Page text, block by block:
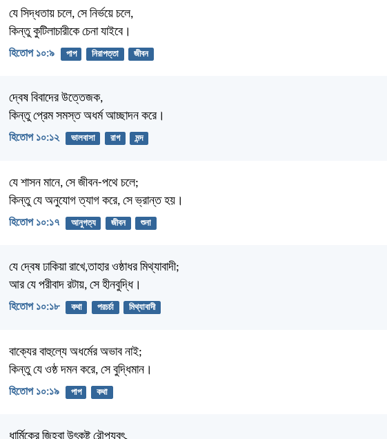
যে সিদ্ধতায় চলে, সে নির্ভয়ে চলে,
কিন্তু কুটিলাচারীকে চেনা যাইবে।
হিতোপ ১০:৯ পাপ নিরাপত্তা জীবন
দ্বেষ বিবাদের উত্তেজক,
কিন্তু প্রেম সমস্ত অধর্ম আচ্ছাদন করে।
হিতোপ ১০:১২ ভালবাসা রাগ মন্দ
যে শাসন মানে, সে জীবন-পথে চলে;
কিন্তু যে অনুযোগ ত্যাগ করে, সে ভ্রান্ত হয়।
হিতোপ ১০:১৭ আনুগত্য জীবন শুনা
যে দ্বেষ ঢাকিয়া রাখে,তাহার ওষ্ঠাধর মিথ্যাবাদী;
আর যে পরীবাদ রটায়, সে হীনবুদ্ধি।
হিতোপ ১০:১৮ কথা পরচর্চা মিথ্যাবাদী
বাক্যের বাহুল্যে অধর্মের অভাব নাই;
কিন্তু যে ওষ্ঠ দমন করে, সে বুদ্ধিমান।
হিতোপ ১০:১৯ পাপ কথা